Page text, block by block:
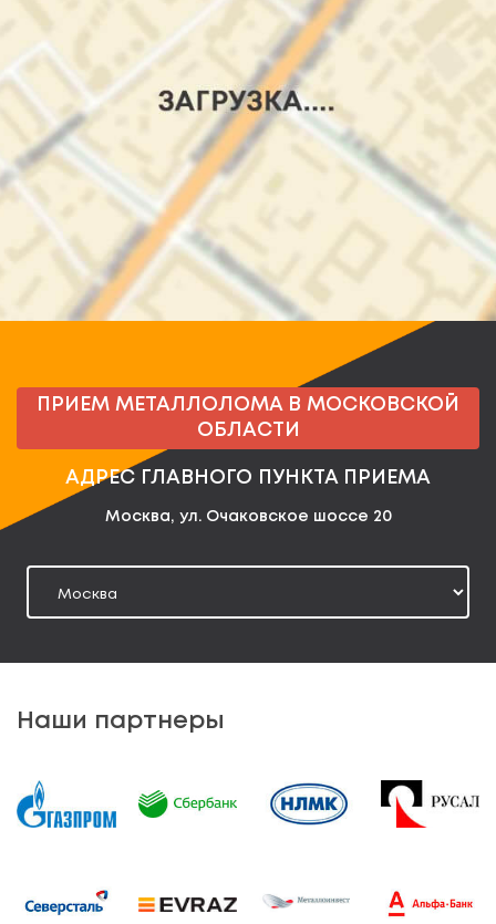
ПРИЕМ МЕТАЛЛОЛОМА В МОСКОВСКОЙ
ОБЛАСТИ
АДРЕС ГЛАВНОГО ПУНКТА ПРИЕМА
Москва, ул. Очаковское шоссе 20
Наши партнеры